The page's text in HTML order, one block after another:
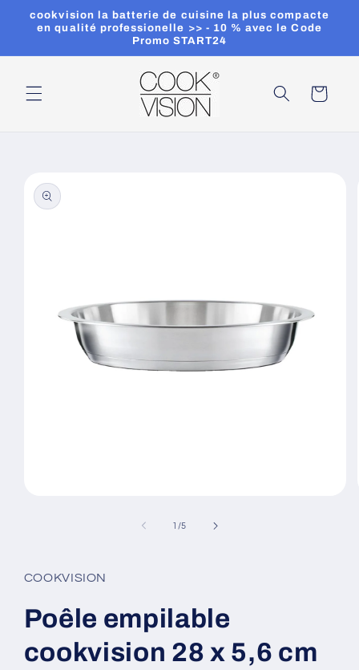
passer
au
cookvision la batterie de cuisine la plus compacte
en qualité professionelle >> - 10 % avec le Code
Promo START24
Panier
informations
produits
fenêtre
modale
1 /de
5
COOKVISION
Poêle empilable
cookvision 28 x 5,6 cm